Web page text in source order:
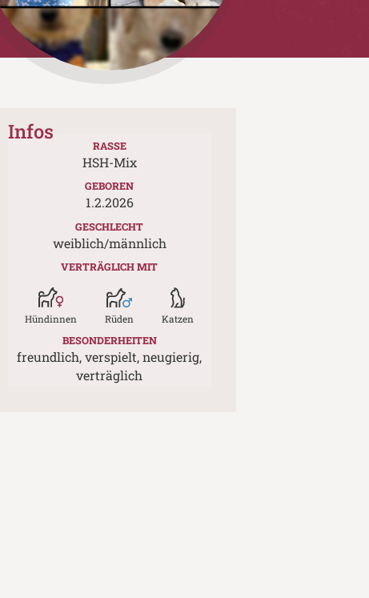
Infos
RASSE
HSH-Mix
GEBOREN
1.2.2026
GESCHLECHT
weiblich/männlich
VERTRÄGLICH MIT
Hündinnen Rüden Katzen
BESONDERHEITEN
freundlich, verspielt, neugierig,
verträglich